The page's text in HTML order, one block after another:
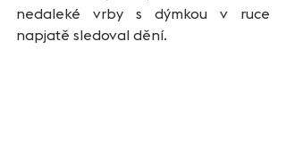
nedaleké vrby s dýmkou v ruce
napjatě sledoval dění.